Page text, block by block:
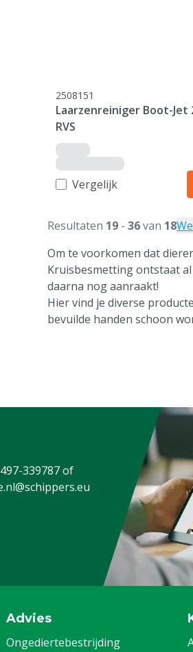
2508151
Laarzenreiniger Boot-Jet
RVS
Vergelijk
Resultaten 19 - 36van 18
Om te voorkomen dat
Kruisbesmetting ontstaat
daarna nog aanraakt!
Hier vind je diverse
bevuilde handen schoon
339787of
Advies
Ongediertebestrijding